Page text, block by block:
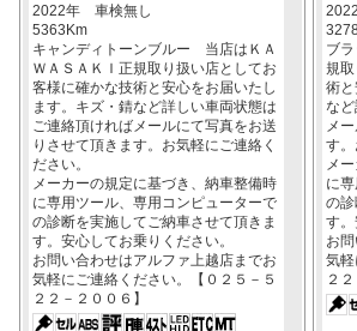
2022年 車検無し
5363Km
キャンディトーンブルー 当店はＫＡ
ＷＡＳＡＫＩ正規取り扱い店としてお
客様に確かな技術と安心をお届いたし
ます。キズ・錆など詳しい車両状態は
ご連絡頂ければメールにて写真をお送
りさせて頂きます。お気軽にご連絡く
ださい。
メーカーの規定に基づき、納車整備時
に専用ツール、専用コンピューターで
の診断を実施してご納車させて頂きま
す。安心してお乗りください。
お問い合わせはアルファ上越店までお
気軽にご連絡ください。【０２５－５
２２－２００６】
ブ
規
術
な
メ
す。
メ
に
の
す。
お
気
２